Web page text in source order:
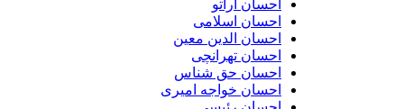
احسان اراتو
احسان اسلامی
احسان الدین معین
احسان تهرانچی
احسان حق شناس
احسان خواجه امیری